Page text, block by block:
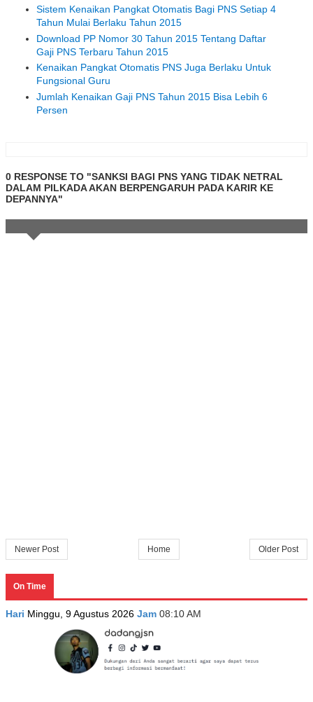
Sistem Kenaikan Pangkat Otomatis Bagi PNS Setiap 4
Tahun Mulai Berlaku Tahun 2015
Download PP Nomor 30 Tahun 2015 Tentang Daftar
Gaji PNS Terbaru Tahun 2015
Kenaikan Pangkat Otomatis PNS Juga Berlaku Untuk
Fungsional Guru
Jumlah Kenaikan Gaji PNS Tahun 2015 Bisa Lebih 6
Persen
0 RESPONSE TO "SANKSI BAGI PNS YANG TIDAK NETRAL
DALAM PILKADA AKAN BERPENGARUH PADA KARIR KE
DEPANNYA"
Newer Post Older Post
Home
On Time
Hari Minggu, 9 Agustus 2026 Jam 08:10 AM